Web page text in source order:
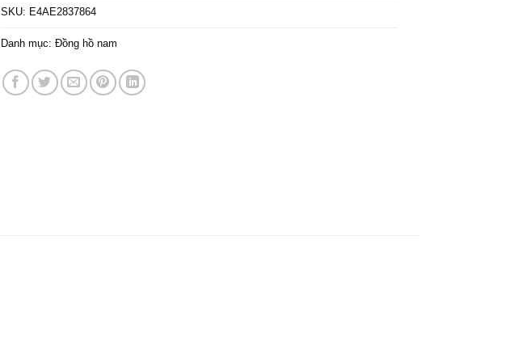
SKU: E4AE2837864
Danh mục:Đồng hồ nam